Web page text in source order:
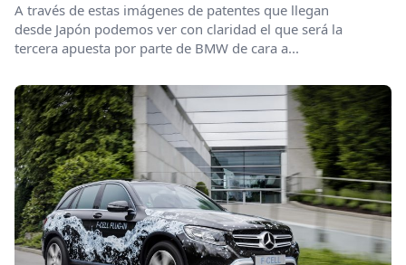
A través de estas imágenes de patentes que llegan
desde Japón podemos ver con claridad el que será la
tercera apuesta por parte de BMW de cara a...